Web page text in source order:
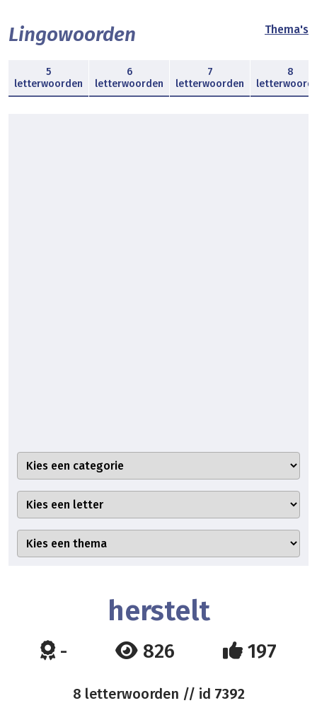
Lingowoorden Thema's
5
letterwoorden
6
letterwoorden
7
letterwoorden
8
herstelt
- 826 197
8 letterwoorden // id 7392